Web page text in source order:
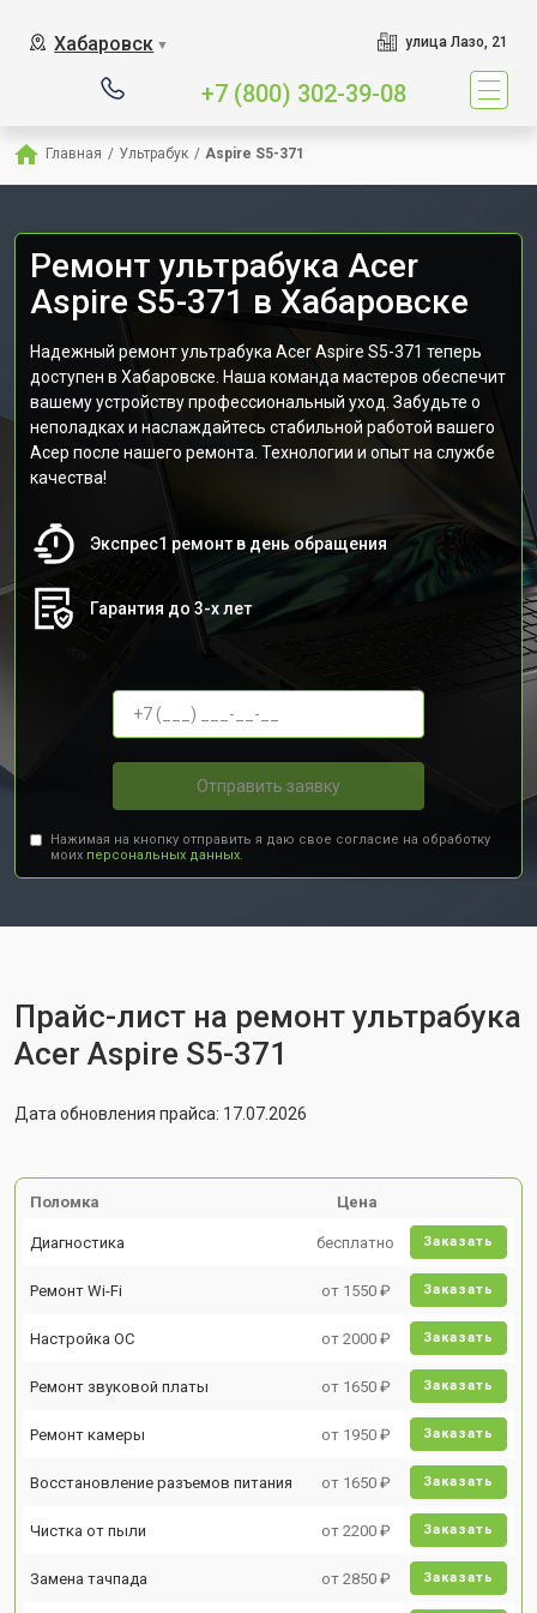
Хабаровск ▼ улица Лазо, 21
+7 (800) 302-39-08
Главная / Ультрабук / Aspire S5-371
Ремонт ультрабука Acer
Aspire S5-371 в Хабаровске
Надежный ремонт ультрабука Acer Aspire S5-371 теперь
доступен в Хабаровске. Наша команда мастеров обеспечит
вашему устройству профессиональный уход. Забудьте о
неполадках и наслаждайтесь стабильной работой вашего
Асер после нашего ремонта. Технологии и опыт на службе
качества!
Экспрес1 ремонт в день обращения
Гарантия до 3-х лет
Отправить заявку
Нажимая на кнопку отправить я даю свое согласие на обработку
моих персональных данных.
Прайс-лист на ремонт ультрабука
Acer Aspire S5-371
Дата обновления прайса: 17.07.2026
Поломка Цена
Диагностика бесплатно Заказать
Ремонт Wi-Fi от 1550 ₽ Заказать
Настройка ОС от 2000 ₽ Заказать
Ремонт звуковой платы от 1650 ₽ Заказать
Ремонт камеры от 1950 ₽ Заказать
Восстановление разъемов питания от 1650 ₽ Заказать
Чистка от пыли от 2200 ₽ Заказать
Замена тачпада от 2850 ₽ Заказать